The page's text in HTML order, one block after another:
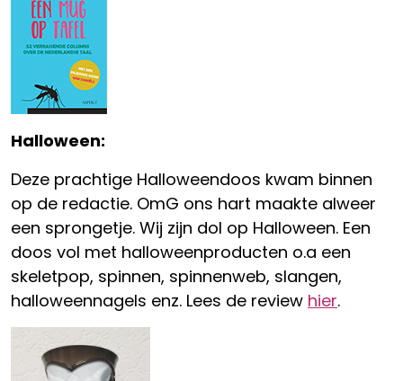
Halloween:
Deze prachtige Halloweendoos kwam binnen
op de redactie. OmG ons hart maakte alweer
een sprongetje. Wij zijn dol op Halloween. Een
doos vol met halloweenproducten o.a een
skeletpop, spinnen, spinnenweb, slangen,
halloweennagels enz. Lees de review hier.